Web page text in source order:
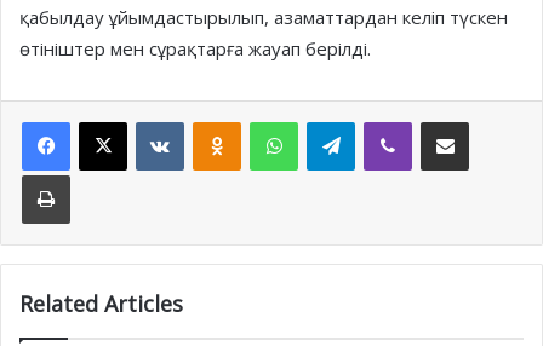
қабылдау ұйымдастырылып, азаматтардан келіп түскен
өтініштер мен сұрақтарға жауап берілді.
Facebook
X VKontakteOdnoklassniki
WhatsAppTelegramViber Share via Email
Print
Related Articles